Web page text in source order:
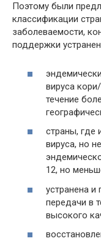
Поэтому были
классификации
заболеваемости,
поддержки
вируса
течение
страны, где
вируса, но
12, но
устранена и
передачи в
высокого